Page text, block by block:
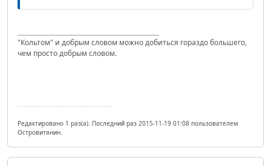
"Кольтом" и добрым словом можно добиться гораздо большего,
чем просто добрым словом.
Редактировано 1 раз(а). Последний раз 2015-11-19 01:08 пользователем
Островитянин.